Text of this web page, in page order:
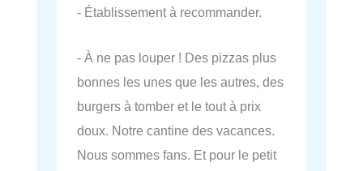
- Établissement à recommander.
- À ne pas louper ! Des pizzas plus
bonnes les unes que les autres, des
burgers à tomber et le tout à prix
doux. Notre cantine des vacances.
Nous sommes fans. Et pour le petit